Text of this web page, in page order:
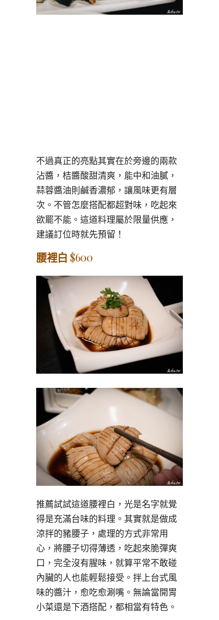
不過真正的亮點其實在於旁邊的兩款
沾醬，桔醬酸甜清爽，能中和油膩，
蒜蓉醬油則鹹香濃郁，讓風味更有層
次。不管怎麼搭配都超對味，吃起來
欲罷不能。這道料理屬於限量供應，
建議訂位時就先預留！
腰裡白 $600
推薦試試這道腰裡白，光是名字就覺
得是充滿台味的料理。其實就是做成
涼拌的豬腰子，處理的方式非常用
心，將腰子切得薄透，吃起來脆彈爽
口，完全沒有腥味，就算平常不敢碰
內臟的人也能輕鬆接受。拌上台式風
味的醬汁，愈吃愈涮嘴。無論當開胃
小菜還是下酒搭配，都相當有特色。